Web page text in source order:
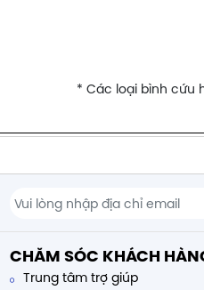
* Các loại bình cứu
CHĂM SÓC KHÁCH
Trung tâm trợ giúp